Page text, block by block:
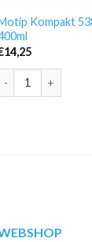
Motip Kompakt
14,25
Motip Kompakt